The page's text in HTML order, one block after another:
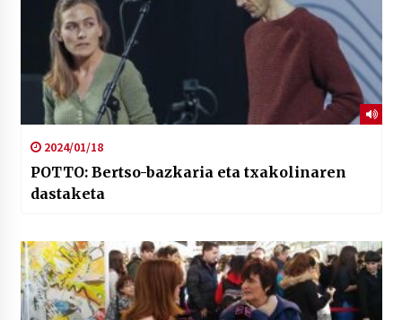
2024/01/18
POTTO: Bertso-bazkaria eta txakolinaren
dastaketa